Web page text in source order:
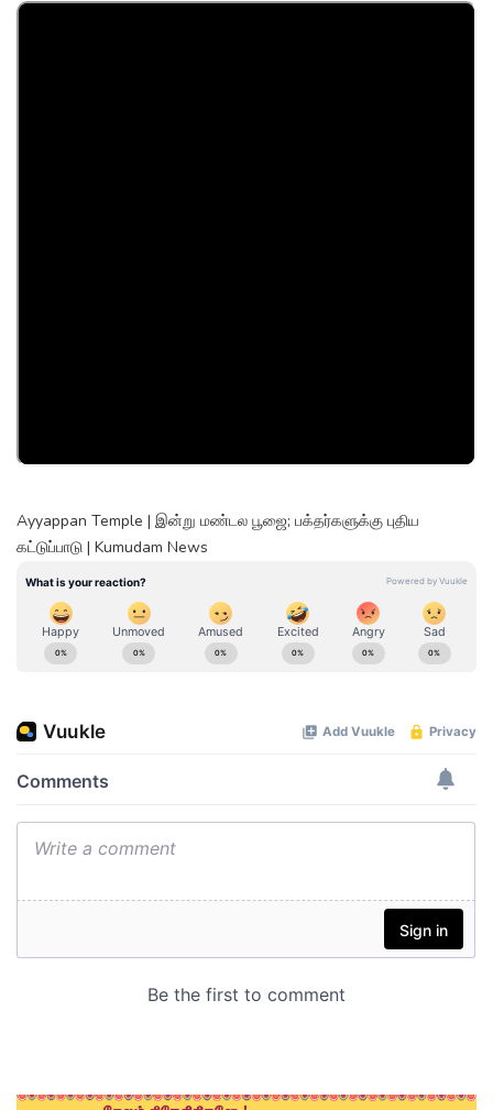
Ayyappan Temple | இன்று மண்டல பூஜை; பக்தர்களுக்கு புதிய
கட்டுப்பாடு | Kumudam News